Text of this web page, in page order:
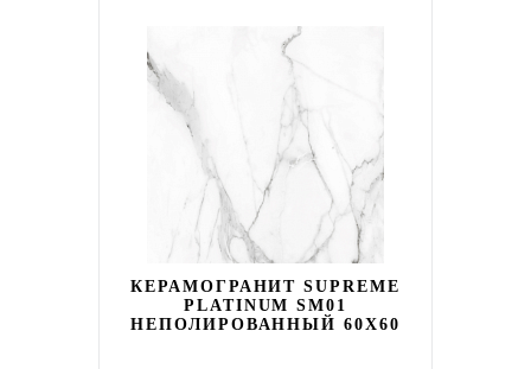
КЕРАМОГРАНИТ SUPREME
PLATINUM SM01
НЕПОЛИРОВАННЫЙ 60X60